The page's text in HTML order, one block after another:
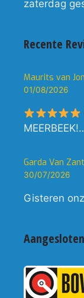
zaterdag
Recente
Maurits van
01/08/2026
Garda Van
30/07/2026
Gisteren